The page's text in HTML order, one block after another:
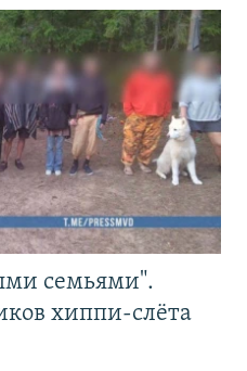
семьями".
хиппи-слёта